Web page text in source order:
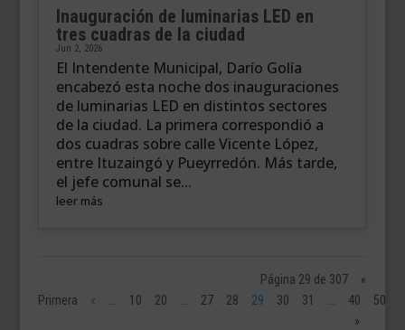
Inauguración de luminarias LED en
tres cuadras de la ciudad
Jun 2, 2026
El Intendente Municipal, Darío Golía
encabezó esta noche dos inauguraciones
de luminarias LED en distintos sectores
de la ciudad. La primera correspondió a
dos cuadras sobre calle Vicente López,
entre Ituzaingó y Pueyrredón. Más tarde,
el jefe comunal se...
leer más
Página 29 de 307
«
Primera
« ... 10 20 ... 27 28 29 30 31 ... 40 50
»